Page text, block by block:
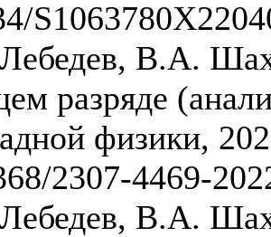
В.А.
разряде
физики,
2307-4469-
В.А.